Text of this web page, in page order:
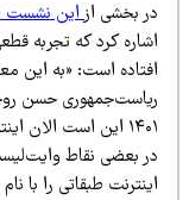
بخشی ازاین نشست «وحید
کرد که تجربه قطعی
است: «به این معنا
حسن روحانی
۱۴۰۱ این است الان
بعضی نقاط وایت‌لیست